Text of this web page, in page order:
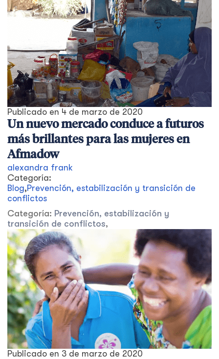
Publicado en 4 de marzo de 2020
Un nuevo mercado conduce a futuros
más brillantes para las mujeres en
Afmadow
alexandra frank
Categoría:
Blog,Prevención, estabilización y transición de
conflictos
Categoría: Prevención, estabilización y
transición de conflictos,
Publicado en 3 de marzo de 2020